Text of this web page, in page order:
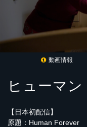
動画情報
ヒューマ
【日本初配信】
原題：Human Forever